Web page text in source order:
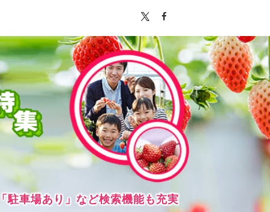
駐車場あり」など検索機能も充実